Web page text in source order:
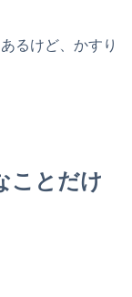
るけど、かすり
ことだけ